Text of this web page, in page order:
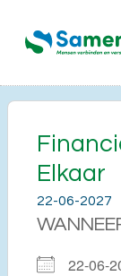
Elkaar
22-06-2027
22-06-